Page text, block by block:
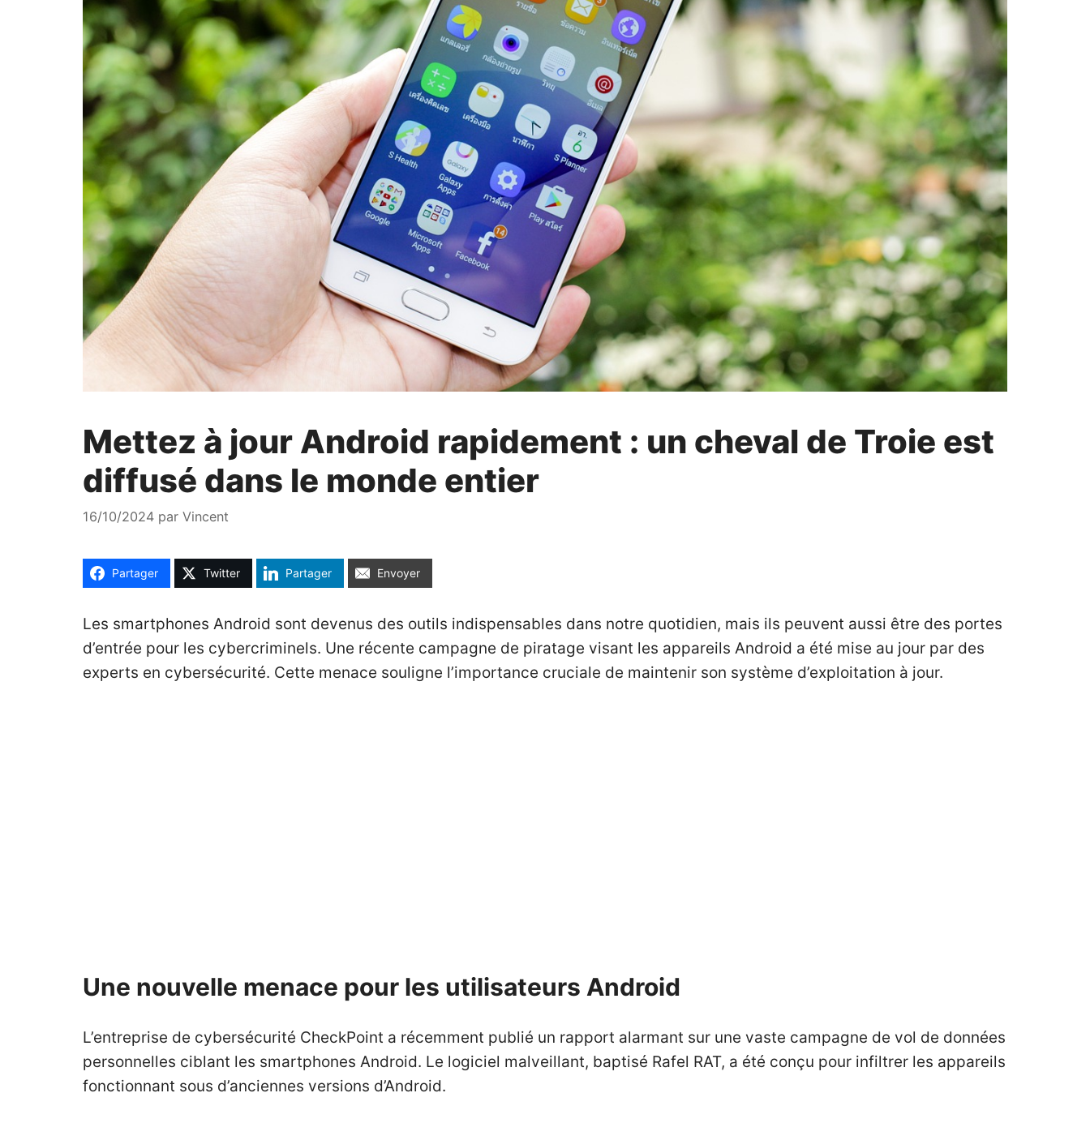
Mettez à jour Android rapidement : un cheval de Troie est
diffusé dans le monde entier
16/10/2024 par Vincent
Partager Twitter Partager Envoyer
Les smartphones Android sont devenus des outils indispensables dans notre quotidien, mais ils peuvent aussi être des portes
d’entrée pour les cybercriminels. Une récente campagne de piratage visant les appareils Android a été mise au jour par des
experts en cybersécurité. Cette menace souligne l’importance cruciale de maintenir son système d’exploitation à jour.
Une nouvelle menace pour les utilisateurs Android
L’entreprise de cybersécurité CheckPoint a récemment publié un rapport alarmant sur une vaste campagne de vol de données
personnelles ciblant les smartphones Android. Le logiciel malveillant, baptisé Rafel RAT, a été conçu pour infiltrer les appareils
fonctionnant sous d’anciennes versions d’Android.